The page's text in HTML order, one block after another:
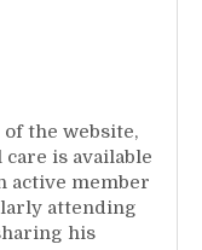
the website,
is available
active member
attending
his